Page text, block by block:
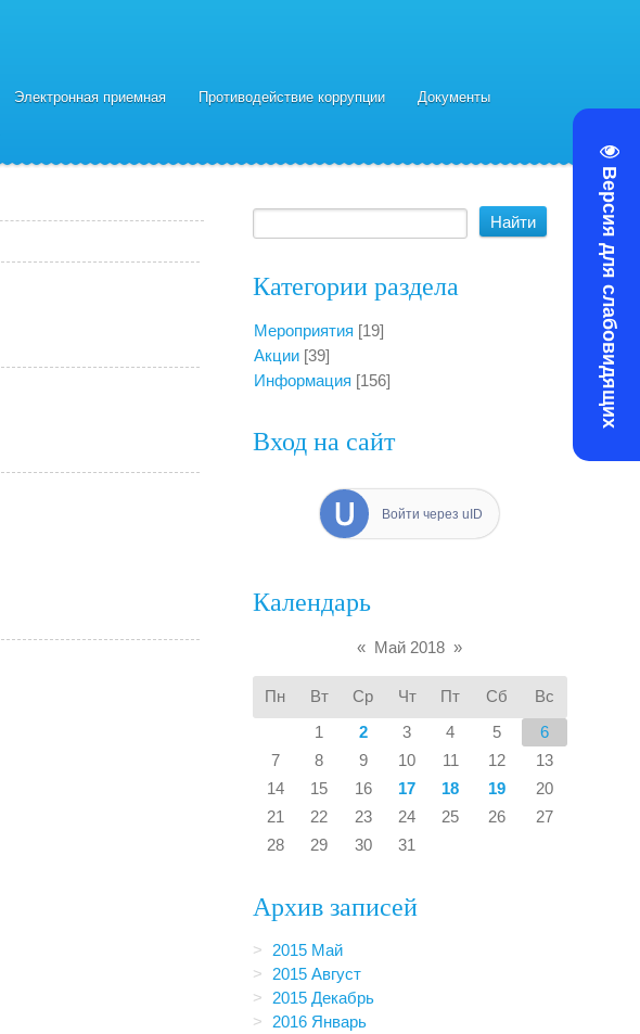
Версия для слабовидящих
Электронная приемная Противодействие коррупции
Документы
Категории раздела
Мероприятия [19]
Акции [39]
Информация [156]
Вход на сайт
Войти через uID
Календарь
« Май 2018 »
Пн Вт Ср Чт Пт Сб
Вс
1
2 3 4 5
6
7
8 9 10 11 12
13
14
15 16 17 18 19
20
21
22 23 24 25 26
27
28
29 30 31
Архив записей
2015 Май
2015 Август
2015 Декабрь
2016 Январь